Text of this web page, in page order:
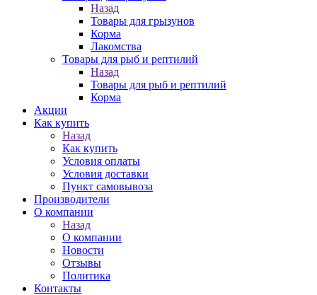
Назад
Товары для грызунов
Корма
Лакомства
Товары для рыб и рептилий
Назад
Товары для рыб и рептилий
Корма
Акции
Как купить
Назад
Как купить
Условия оплаты
Условия доставки
Пункт самовывоза
Производители
О компании
Назад
О компании
Новости
Отзывы
Политика
Контакты